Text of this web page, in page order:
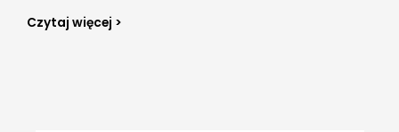
Czytaj więcej >